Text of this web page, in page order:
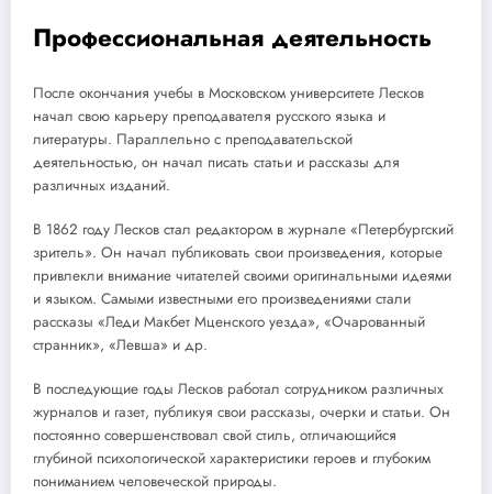
Профессиональная деятельность
После окончания учебы в Московском университете Лесков
начал свою карьеру преподавателя русского языка и
литературы. Параллельно с преподавательской
деятельностью, он начал писать статьи и рассказы для
различных изданий.
В 1862 году Лесков стал редактором в журнале «Петербургский
зритель». Он начал публиковать свои произведения, которые
привлекли внимание читателей своими оригинальными идеями
и языком. Самыми известными его произведениями стали
рассказы «Леди Макбет Мценского уезда», «Очарованный
странник», «Левша» и др.
В последующие годы Лесков работал сотрудником различных
журналов и газет, публикуя свои рассказы, очерки и статьи. Он
постоянно совершенствовал свой стиль, отличающийся
глубиной психологической характеристики героев и глубоким
пониманием человеческой природы.